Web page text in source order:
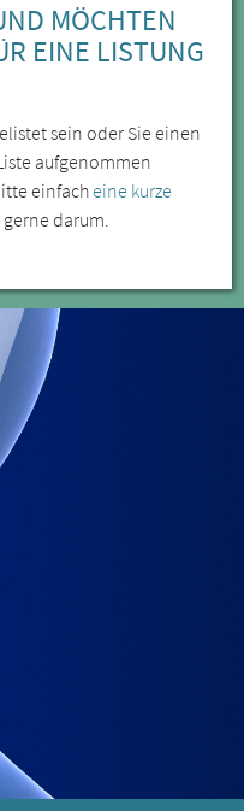
MÖCHTEN
EINE LISTUNG
sein oder Sie einen
aufgenommen
einfacheine kurze
darum.